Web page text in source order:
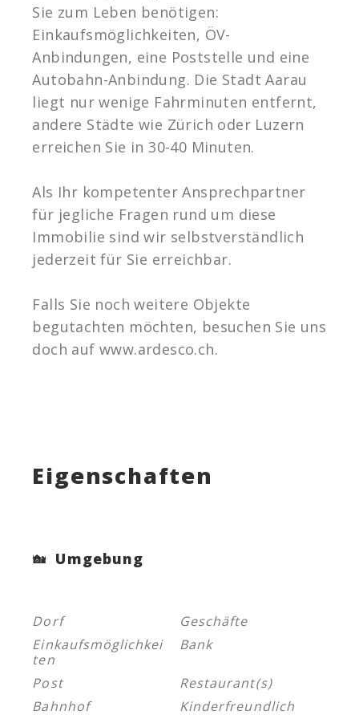
Sie zum Leben benötigen:
Einkaufsmöglichkeiten, ÖV-
Anbindungen, eine Poststelle und eine
Autobahn-Anbindung. Die Stadt Aarau
liegt nur wenige Fahrminuten entfernt,
andere Städte wie Zürich oder Luzern
erreichen Sie in 30-40 Minuten.
Als Ihr kompetenter Ansprechpartner
für jegliche Fragen rund um diese
Immobilie sind wir selbstverständlich
jederzeit für Sie erreichbar.
Falls Sie noch weitere Objekte
begutachten möchten, besuchen Sie uns
doch auf www.ardesco.ch.
Eigenschaften
Umgebung
Dorf
Geschäfte
Einkaufsmöglichkei
ten
Bank
Post
Restaurant(s)
Bahnhof
Kinderfreundlich